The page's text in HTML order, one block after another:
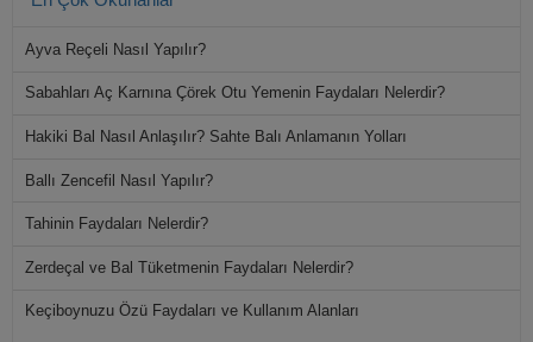
Ayva Reçeli Nasıl Yapılır?
Sabahları Aç Karnına Çörek Otu Yemenin Faydaları Nelerdir?
Hakiki Bal Nasıl Anlaşılır? Sahte Balı Anlamanın Yolları
Ballı Zencefil Nasıl Yapılır?
Tahinin Faydaları Nelerdir?
Zerdeçal ve Bal Tüketmenin Faydaları Nelerdir?
Keçiboynuzu Özü Faydaları ve Kullanım Alanları